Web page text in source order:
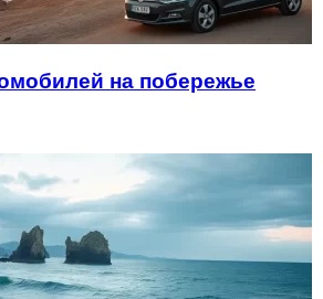
на побережье